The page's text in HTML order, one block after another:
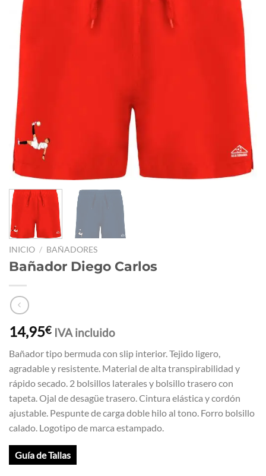
INICIO / BAÑADORES
Bañador Diego Carlos
14,95€ IVA incluido
Bañador tipo bermuda con slip interior. Tejido ligero,
agradable y resistente. Material de alta transpirabilidad y
rápido secado. 2 bolsillos laterales y bolsillo trasero con
tapeta. Ojal de desagüe trasero. Cintura elástica y cordón
ajustable. Pespunte de carga doble hilo al tono. Forro bolsillo
calado. Logotipo de marca estampado.
Guía de Tallas